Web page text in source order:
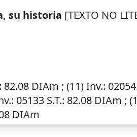
su historia [TEXTO NO
: 82.08 DIAm ; (11)Inv.: 02054
: 05133 S.T.: 82.08 DIAm ;
DIAm